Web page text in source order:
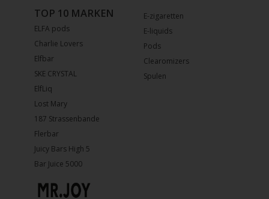
E-zigaretten
E-liquids
Pods
Clearomizers
Spulen
TOP 10 MARKEN
ELFA pods
Charlie Lovers
Elfbar
SKE CRYSTAL
ElfLiq
Lost Mary
187 Strassenbande
Flerbar
Juicy Bars High 5
Bar Juice 5000